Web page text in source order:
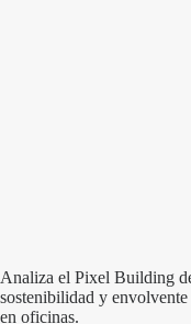
Analiza el Pixel Building
sostenibilidad y
en oficinas.